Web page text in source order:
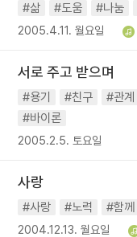
#삶 #도움 #나눔
2005.4.11. 월요일
서로 주고 받으며
#용기 #친구 #관계
#바이론
2005.2.5. 토요일
사랑
#사랑 #노력 #함께
2004.12.13. 월요일